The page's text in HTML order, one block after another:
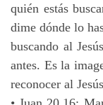
quién estás
dime dónde lo
buscando al
antes. Es la
reconocer al